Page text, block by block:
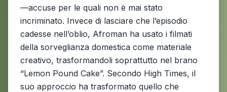
—accuse per le quali non è mai stato
incriminato. Invece di lasciare che l’episodio
cadesse nell’oblio, Afroman ha usato i filmati
della sorveglianza domestica come materiale
creativo, trasformandoli soprattutto nel brano
“Lemon Pound Cake”. Secondo High Times, il
suo approccio ha trasformato quello che